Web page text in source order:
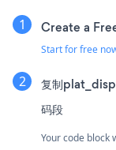
Create a
Start for free
复制
码段
Your code block